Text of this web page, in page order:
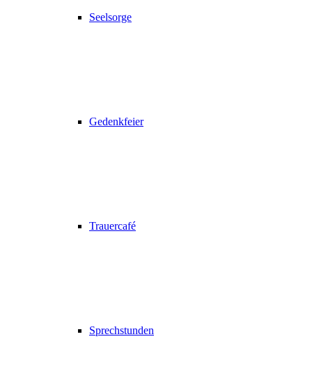
Seelsorge
Gedenkfeier
Trauercafé
Sprechstunden